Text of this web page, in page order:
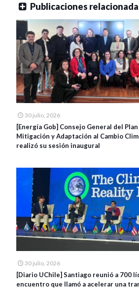
Publicaciones
30 julio, 2026
[Energía Gob] Consejo General del
Mitigación y Adaptación al Cambio
realizó su sesión inaugural
30 julio, 2026
[Diario UChile] Santiago reunió a 700
encuentro que llamó a acelerar una